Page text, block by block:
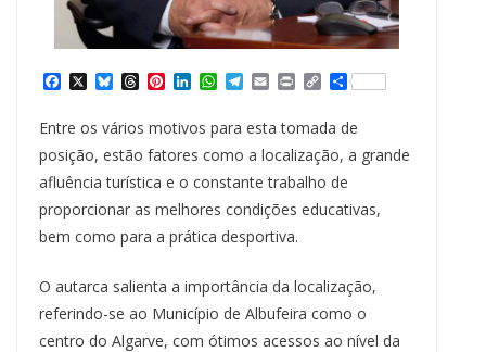
e
b
o
o
k
X B
u
e
s
k
y
T
e
a
d
s
P
n
t
e
r
e
s
t
L
k
e
d
I
n
W
t
s
A
p
p
T
e
g
r
a
m
E
i
l
P
n
t
C
p
y
L
i
n
k
S
a
r
e
Entre os vários motivos para esta tomada de
posição, estão fatores como a localização, a grande
afluência turística e o constante trabalho de
proporcionar as melhores condições educativas,
bem como para a prática desportiva.
O autarca salienta a importância da localização,
referindo-se ao Município de Albufeira como o
centro do Algarve, com ótimos acessos ao nível da